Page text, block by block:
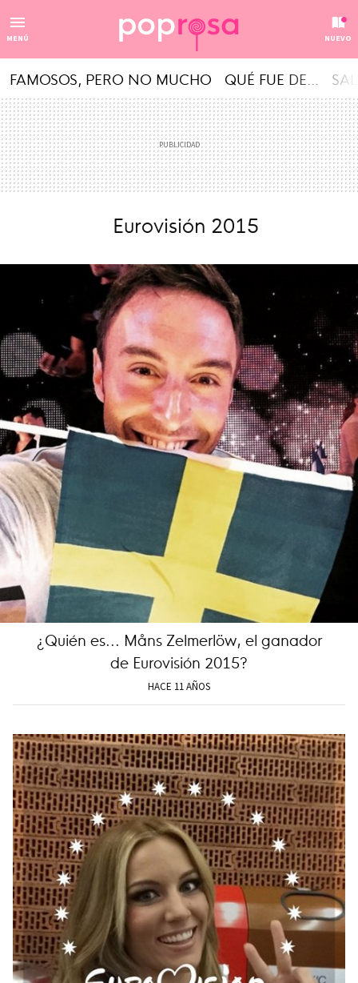
MENÚ NUEVO
FAMOSOS, PERO NO MUCHO QUÉ FUE DE...
Eurovisión 2015
¿Quién es... Måns Zelmerlöw, el ganador
de Eurovisión 2015?
HACE 11 AÑOS